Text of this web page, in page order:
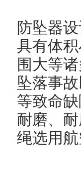
防坠器
具有体
围大等
坠落事
等致命
耐磨、
绳选用